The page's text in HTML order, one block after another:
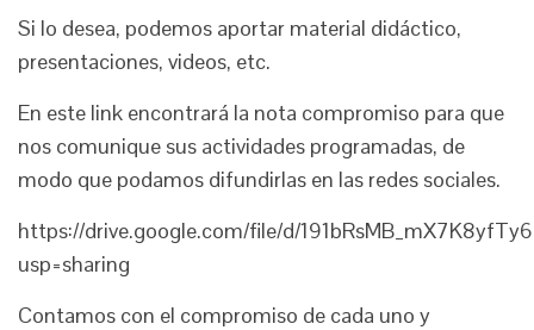
Si lo desea, podemos aportar material didáctico,
presentaciones, videos, etc.
En este link encontrará la nota compromiso para que
nos comunique sus actividades programadas, de
modo que podamos difundirlas en las redes sociales.
https://drive.google.com/file/d/
usp=sharing
Contamos con el compromiso de cada uno y